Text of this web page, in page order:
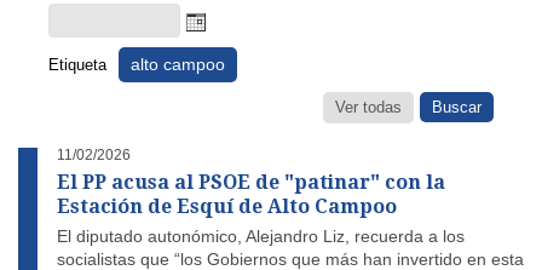
Etiqueta alto campoo
Ver todas
11/02/2026
El PP acusa al PSOE de "patinar" con la
Estación de Esquí de Alto Campoo
El diputado autonómico, Alejandro Liz, recuerda a los
socialistas que “los Gobiernos que más han invertido en esta